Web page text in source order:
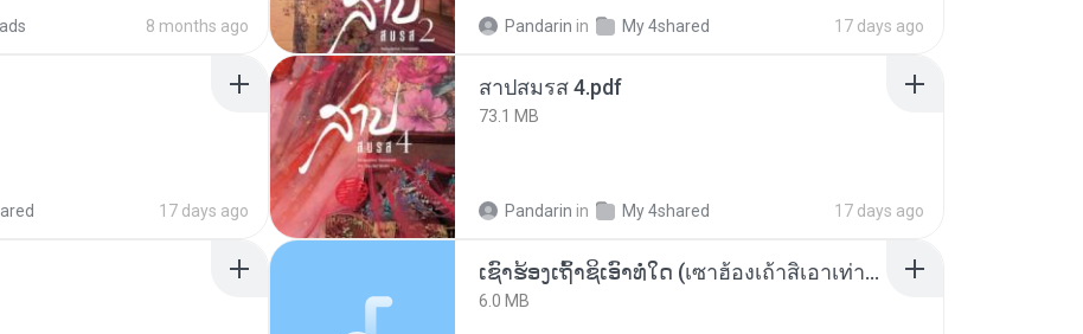
8 months ago Pandarin in My 4shared 17 days ago
17 days ago
สาปสมรส 4.pdf
73.1 MB
Pandarin in My 4shared 17 days ago
ເຊົາຮ້ອງເຖົ້າຊິເອົາທໍ່ໃດ (เซาฮ้องเถ้าสิเอาเท่าใด) ບຸນເກີດ ຫນູຫ່ວງ ft. ໂສພາ ຈຸນທະລາ
6.0 MB